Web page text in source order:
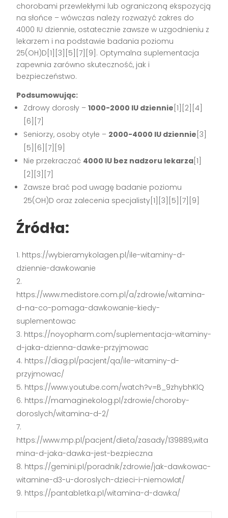
chorobami przewlekłymi lub ograniczoną ekspozycją
na słońce – wówczas należy rozważyć zakres do
4000 IU dziennie, ostatecznie zawsze w uzgodnieniu z
lekarzem i na podstawie badania poziomu
25(OH)D[1][3][5][7][9]. Optymalna suplementacja
zapewnia zarówno skuteczność, jak i
bezpieczeństwo.
Podsumowując:
Zdrowy dorosły –1000-2000 IU dziennie [1][2][4]
[6][7]
Seniorzy, osoby otyłe – 2000-4000 IU dziennie [3]
[5][6][7][9]
Nie przekraczać 4000 IU bez nadzoru lekarza[1]
[2][3][7]
Zawsze brać pod uwagę badanie poziomu
25(OH)D oraz zalecenia specjalisty[1][3][5][7][9]
Źródła:
https://wybieramykolagen.pl/ile-witaminy-d-
dziennie-dawkowanie
https://www.medistore.com.pl/a/zdrowie/witamina-
d-na-co-pomaga-dawkowanie-kiedy-
suplementowac
https://noyopharm.com/suplementacja-witaminy-
d-jaka-dzienna-dawke-przyjmowac
https://diag.pl/pacjent/qa/ile-witaminy-d-
przyjmowac/
https://www.youtube.com/watch?v=B_9zhybhKlQ
https://mamaginekolog.pl/zdrowie/choroby-
doroslych/witamina-d-2/
https://www.mp.pl/pacjent/dieta/zasady/139889,wita
mina-d-jaka-dawka-jest-bezpieczna
https://gemini.pl/poradnik/zdrowie/jak-dawkowac-
witamine-d3-u-doroslych-dzieci-i-niemowlat/
https://pantabletka.pl/witamina-d-dawka/